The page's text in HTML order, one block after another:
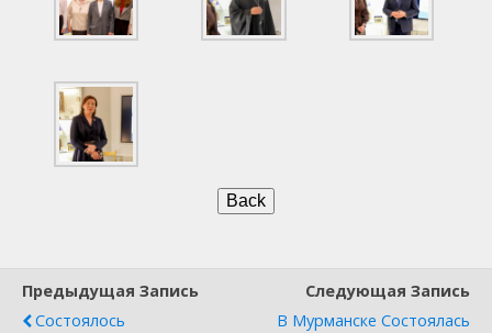
Предыдущая Запись
Состоялось
Следующая Запись
В Мурманске Состоялась